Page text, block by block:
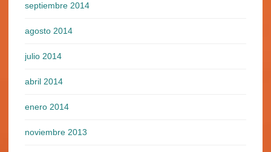
septiembre 2014
agosto 2014
julio 2014
abril 2014
enero 2014
noviembre 2013